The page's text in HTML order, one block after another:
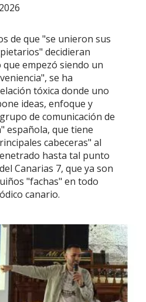
de que "se unieron sus
decidieran
empezó siendo un
se ha
tóxica donde uno
ideas, enfoque y
de comunicación de
española, que tiene
cabeceras" al
hasta tal punto
Canarias 7, que ya son
"fachas" en todo
canario.